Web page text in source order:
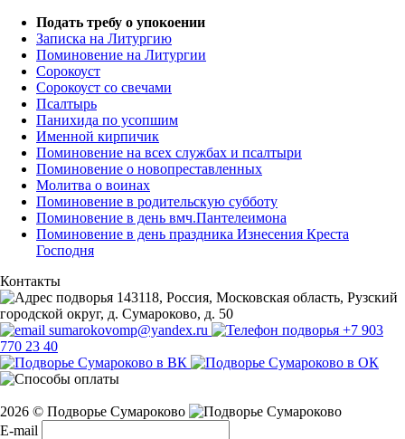
Подать требу о упокоении
Записка на Литургию
Поминовение на Литургии
Сорокоуст
Сорокоуст со свечами
Псалтырь
Панихида по усопшим
Именной кирпичик
Поминовение на всех службах и псалтыри
Поминовение о новопреставленных
Молитва о воинах
Поминовение в родительскую субботу
Поминовение в день вмч.Пантелеимона
Поминовение в день праздника Изнесения Креста
Господня
Контакты
143118, Россия, Московская область, Рузский
городской округ, д. Сумароково, д. 50
sumarokovomp@yandex.ru
+7 903
770 23 40
2026 © Подворье Сумароково
E-mail